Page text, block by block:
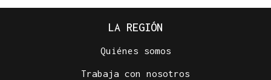
LA REGIÓN
Quiénes somos
Trabaja con nosotros